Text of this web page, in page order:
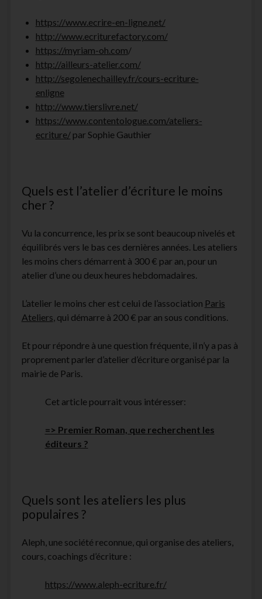
https://www.ecrire-en-ligne.net/
http://www.ecriturefactory.com/
https://myriam-oh.com/
http://ailleurs-atelier.com/
http://segolenechailley.fr/cours-ecriture-
enligne
http://www.tierslivre.net/
https://www.contentologue.com/ateliers-
ecriture/par Sophie Gauthier
Quels est l’atelier d’écriture le moins
cher ?
Vu la concurrence, les prix se sont beaucoup nivelés et
équilibrés vers le bas ces dernières années. Les ateliers
les moins chers démarrent à 300 € par an, pour un
atelier d’une ou deux heures hebdomadaires.
L’atelier le moins cher est celui de l’association Paris
Ateliers, qui démarre à 200 € par an sous conditions.
Et pour répondre à une question fréquente, il n’y a pas à
proprement parler d’atelier d’écriture organisé par la
mairie de Paris.
Cet article pourrait vous intéresser:
=> Premier Roman, que recherchent les
éditeurs ?
Quels sont les ateliers les plus
populaires ?
Aleph, une société reconnue, qui organise des ateliers,
cours, coachings d’écriture :
https://www.aleph-ecriture.fr/